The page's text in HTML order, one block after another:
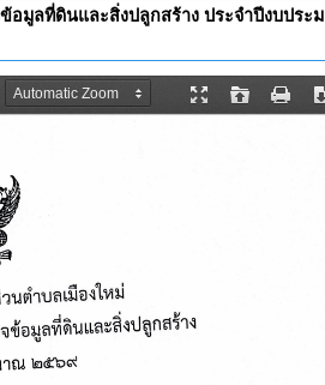
อมูลที่ดินและสิ่งปลูกสร้าง ประจำปีงบประ